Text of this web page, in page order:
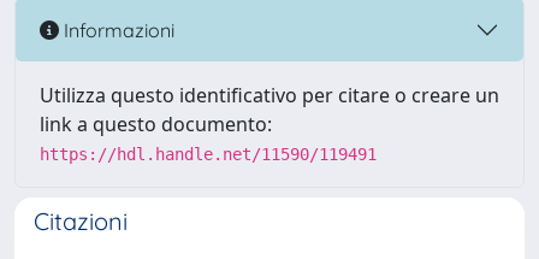
Informazioni
Utilizza questo identificativo per citare o creare un
link a questo documento:
https://hdl.handle.net/11590/119491
Citazioni